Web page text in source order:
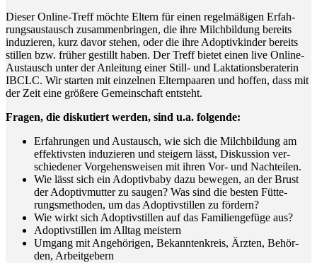
Die­ser Online-Treff möch­te Eltern für einen regel­mä­ßi­gen Erfah­
rungs­aus­tausch zusam­men­brin­gen, die ihre Milch­bil­dung bereits
indu­zie­ren, kurz davor ste­hen, oder die ihre Adop­tiv­kin­der bereits
stil­len bzw. frü­her gestillt haben. Der Treff bie­tet einen live Online-
Aus­tausch unter der Anlei­tung einer Still- und Lak­ta­ti­ons­be­ra­te­rin
IBCLC. Wir star­ten mit ein­zel­nen Eltern­paa­ren und hof­fen, dass mit
der Zeit eine grö­ße­re Gemein­schaft entsteht.
Fra­gen, die dis­ku­tiert wer­den, sind u.a. folgende:
Erfah­run­gen und Aus­tausch, wie sich die Milch­bil­dung am
effek­tivs­ten indu­zie­ren und stei­gern lässt, Dis­kus­si­on ver­
schie­de­ner Vor­ge­hens­wei­sen mit ihren Vor- und Nachteilen.
Wie lässt sich ein Adop­tiv­ba­by dazu bewe­gen, an der Brust
der Adop­tiv­mut­ter zu sau­gen? Was sind die bes­ten Füt­te­
rungs­me­tho­den, um das Adop­tivstil­len zu fördern?
Wie wirkt sich Adop­tivstil­len auf das Fami­li­en­ge­fü­ge aus?
Adop­tivstil­len im All­tag meistern
Umgang mit Ange­hö­ri­gen, Bekann­ten­kreis, Ärz­ten, Behör­
den, Arbeitgebern